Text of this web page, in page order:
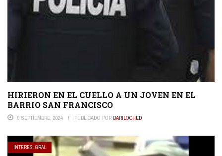
HIRIERON EN EL CUELLO A UN JOVEN EN EL
BARRIO SAN FRANCISCO
9 SEPTIEMBRE, 2024 PUBLICADO POR BARILOCHED
INTERES. GRAL.